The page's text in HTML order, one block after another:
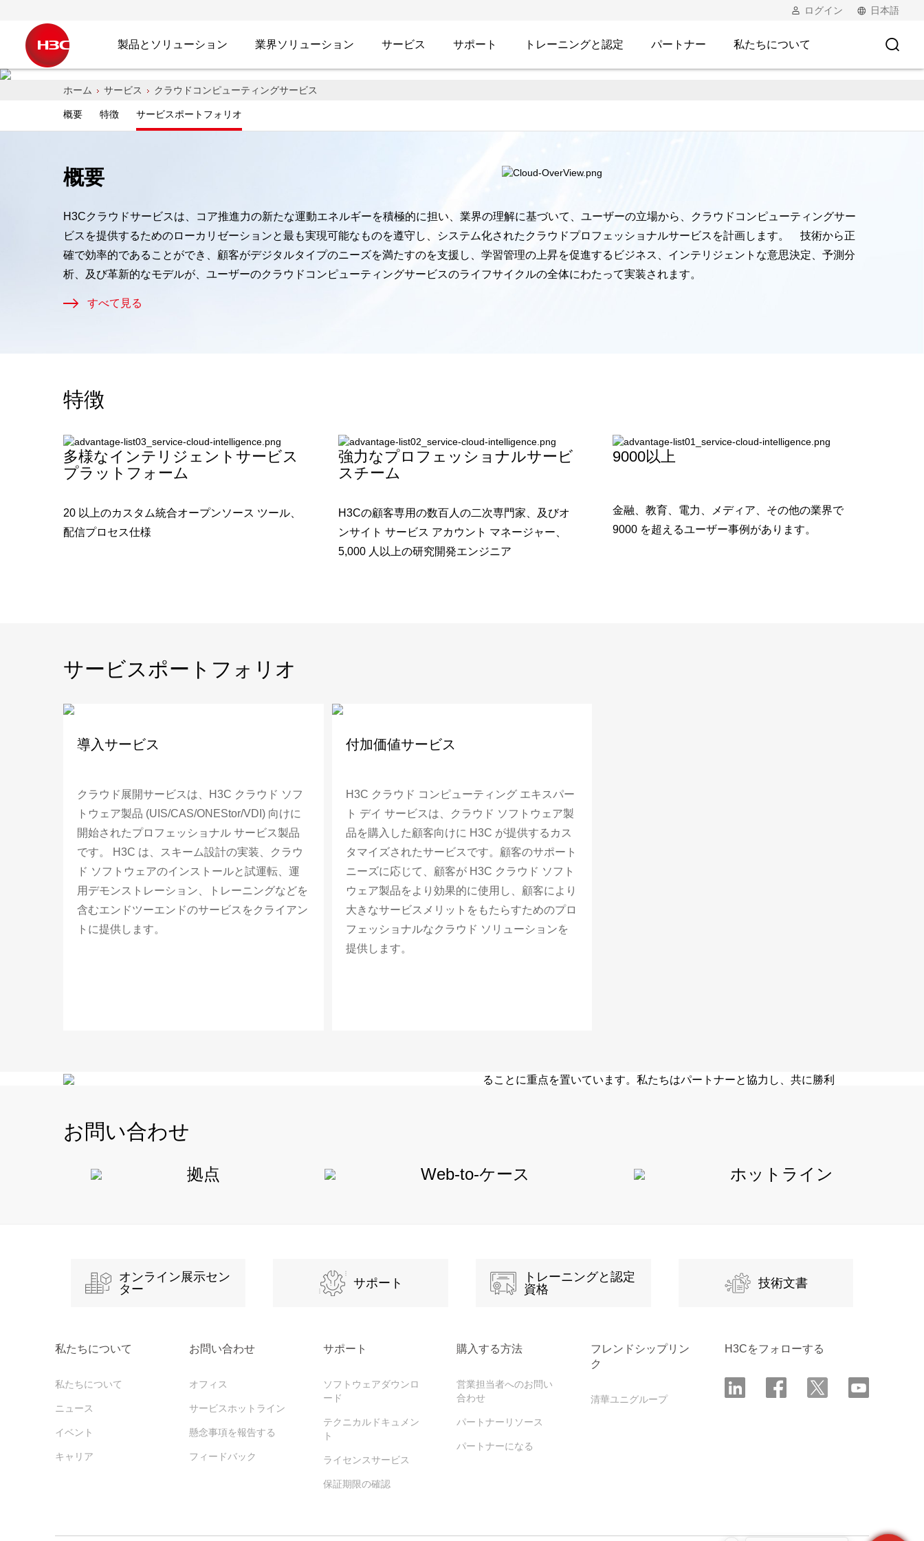
ログイン 日本語
製品とソリューション 業界ソリューション サービス サポート トレーニングと認定 パートナー 私たちについて
クラウドコンピューティングサービス
H3C はクラウド コンピューティング サービスを深く育成し、新しい産業、新しいビジネス形
ューティングのフルライフサイクルサービスを提供する。
H3C にお問い合わせください
ホーム サービス クラウドコンピューティングサービス
概要 特徴 サービスポートフォリオ
概要
H3Cクラウドサービスは、コア推進力の新たな運動エネルギーを積極的に担い、業界の理解に基づいて、ユーザーの立場から、クラウドコンピューティングサー
ビスを提供するためのローカリゼーションと最も実現可能なものを遵守し、システム化されたクラウドプロフェッショナルサービスを計画します。 技術から正
確で効率的であることができ、顧客がデジタルタイプのニーズを満たすのを支援し、学習管理の上昇を促進するビジネス、インテリジェントな意思決定、予測分
析、及び革新的なモデルが、ユーザーのクラウドコンピューティングサービスのライフサイクルの全体にわたって実装されます。
すべて見る
特徴
多様なインテリジェントサービス
プラットフォーム
20 以上のカスタム統合オープンソース ツール、
配信プロセス仕様
強力なプロフェッショナルサービ
スチーム
H3Cの顧客専用の数百人の二次専門家、及びオ
ンサイト サービス アカウント マネージャー、
5,000 人以上の研究開発エンジニア
9000以上
金融、教育、電力、メディア、その他の業界で
9000 を超えるユーザー事例があります。
サービスポートフォリオ
導入サービス
クラウド展開サービスは、H3C クラウド ソフ
トウェア製品 (UIS/CAS/ONEStor/VDI) 向けに
開始されたプロフェッショナル サービス製品
です。 H3C は、スキーム設計の実装、クラウ
ド ソフトウェアのインストールと試運転、運
用デモンストレーション、トレーニングなどを
含むエンドツーエンドのサービスをクライアン
トに提供します。
付加価値サービス
H3C クラウド コンピューティング エキスパー
ト デイ サービスは、クラウド ソフトウェア製
品を購入した顧客向けに H3C が提供するカス
タマイズされたサービスです。顧客のサポート
ニーズに応じて、顧客が H3C クラウド ソフト
ウェア製品をより効果的に使用し、顧客により
大きなサービスメリットをもたらすためのプロ
フェッショナルなクラウド ソリューションを
提供します。
ることに重点を置いています。私たちはパートナーと協力し、共に勝利
お問い合わせ
拠点 Web-to-ケース ホットライン
オンライン展示セン
ター
サポート
トレーニングと認定
資格
技術文書
私たちについて
私たちについて
ニュース
イベント
キャリア
お問い合わせ
オフィス
サービスホットライン
懸念事項を報告する
フィードバック
サポート
ソフトウェアダウンロ
ード
テクニカルドキュメン
ト
ライセンスサービス
保証期限の確認
購入する方法
営業担当者へのお問い
合わせ
パートナーリソース
パートナーになる
フレンドシップリン
ク
清華ユニグループ
H3Cをフォローする